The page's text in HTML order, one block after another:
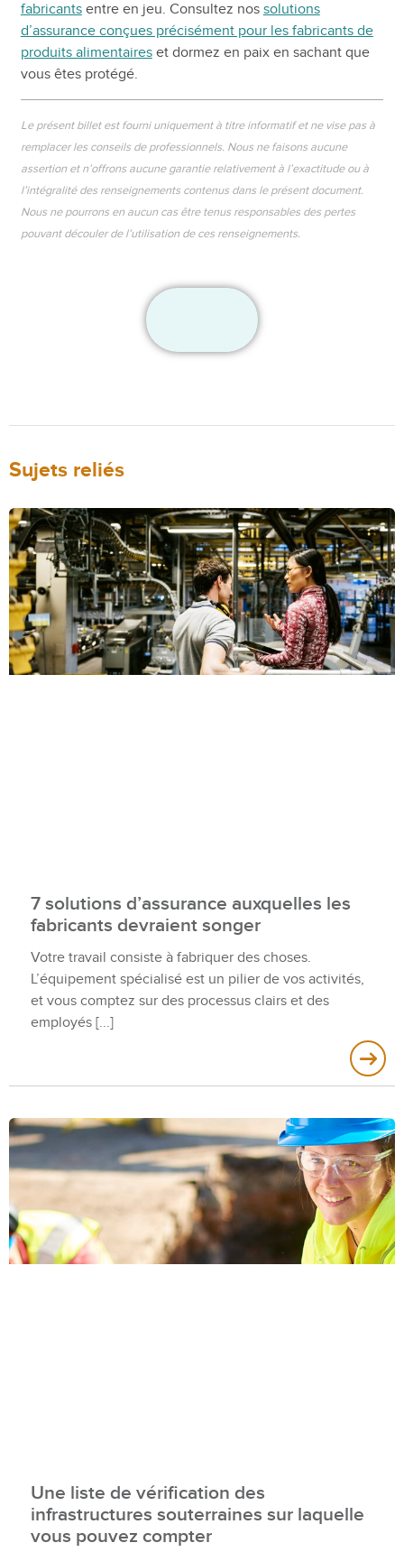
fabricantsentre en jeu. Consultez nos solutions
d’assurance conçues précisément pour les fabricants de
produits alimentaireset dormez en paix en sachant que
vous êtes protégé.
Le présent billet est fourni uniquement à titre informatif et ne vise pas à
remplacer les conseils de professionnels. Nous ne faisons aucune
assertion et n’offrons aucune garantie relativement à l’exactitude ou à
l’intégralité des renseignements contenus dans le présent document.
Nous ne pourrons en aucun cas être tenus responsables des pertes
pouvant découler de l’utilisation de ces renseignements.
Sujets reliés
7 solutions d’assurance auxquelles les
fabricants devraient songer
Votre travail consiste à fabriquer des choses.
L’équipement spécialisé est un pilier de vos activités,
et vous comptez sur des processus clairs et des
employés
Une liste de vérification des
infrastructures souterraines sur laquelle
vous pouvez compter